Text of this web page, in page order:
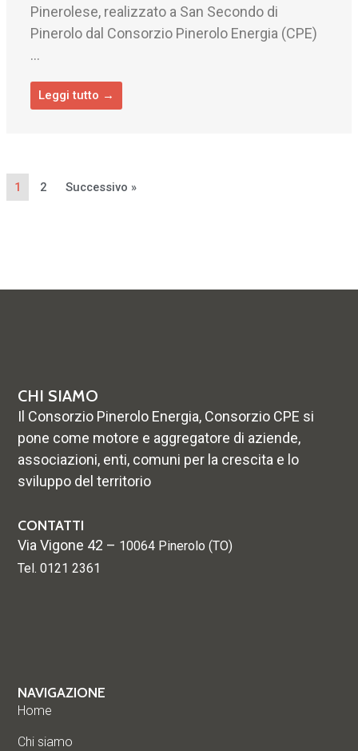
Pinerolese, realizzato a San Secondo di
Pinerolo dal Consorzio Pinerolo Energia (CPE)
...
Leggi tutto →
1 2 Successivo »
CHI SIAMO
Il Consorzio Pinerolo Energia, Consorzio CPE si
pone come motore e aggregatore di aziende,
associazioni, enti, comuni per la crescita e lo
sviluppo del territorio
CONTATTI
Via Vigone 42 – 10064 Pinerolo (TO)
Tel. 0121 2361
NAVIGAZIONE
Home
Chi siamo